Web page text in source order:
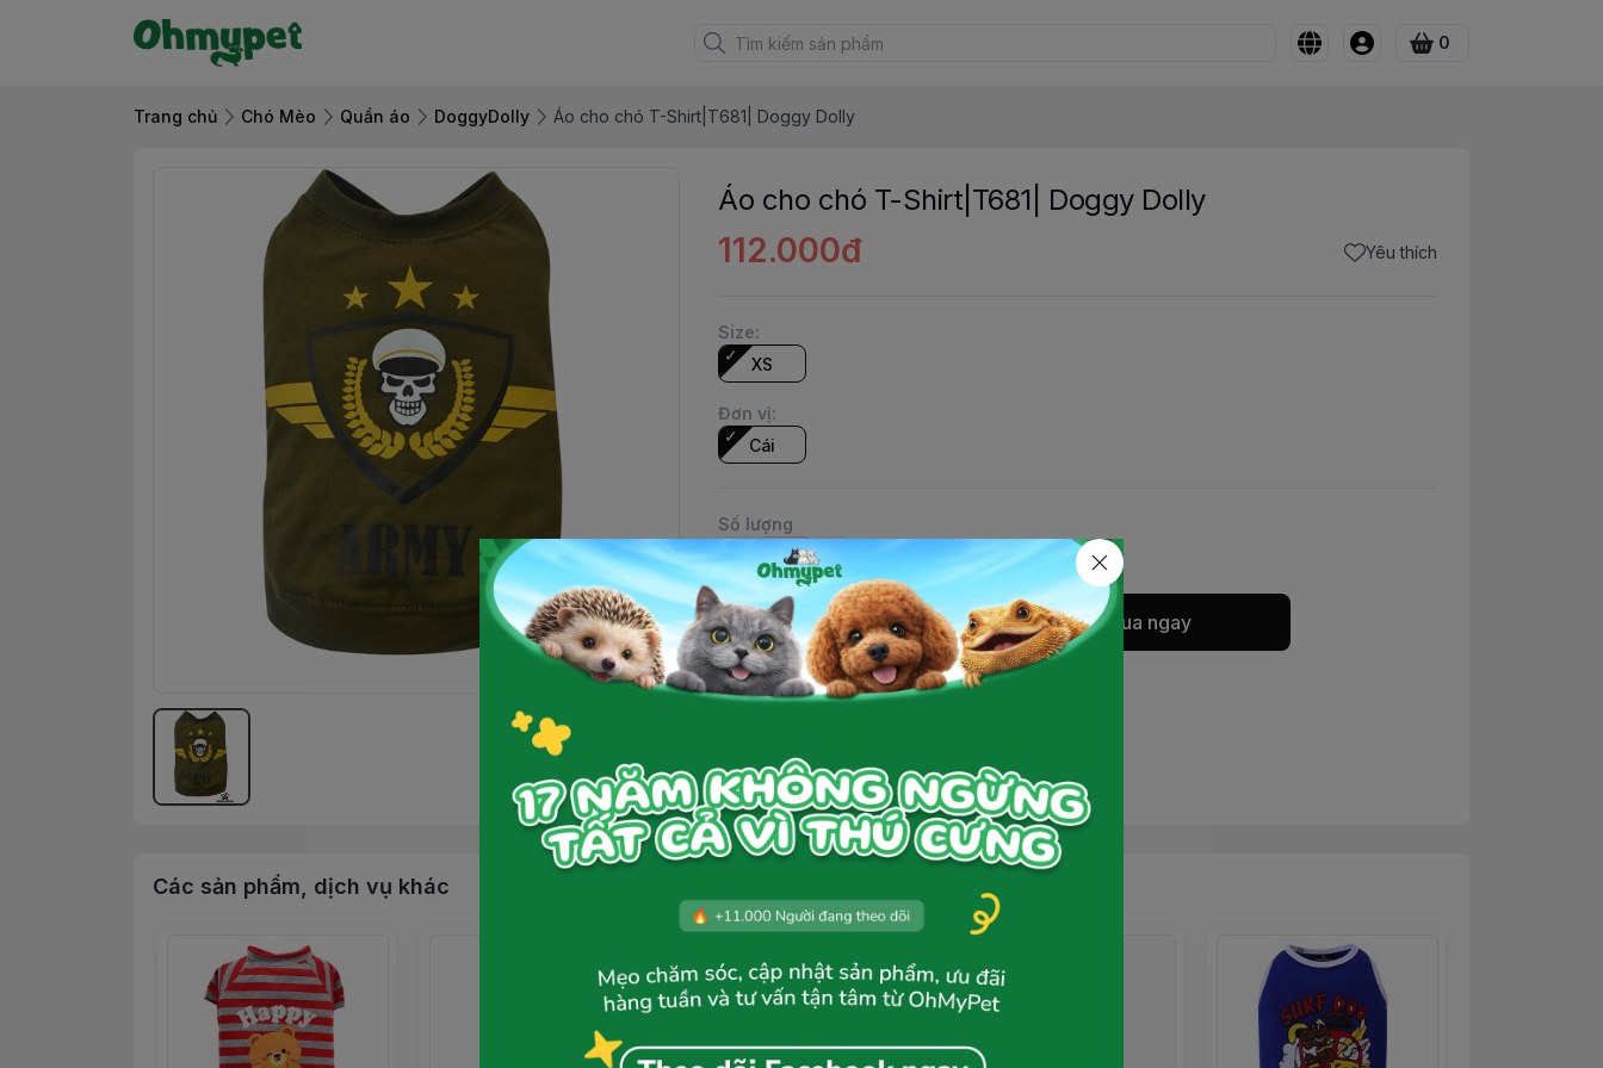
0
Trang chủ Chó Mèo Quần áo DoggyDolly Áo cho chó T-Shirt|T681| Doggy Dolly
Áo cho chó T-Shirt|T681| Doggy Dolly
112.000đ Yêu thích
Size:
XS
Đơn vị:
Cái
Số lượng
Thêm giỏ hàng Mua ngay
Các sản phẩm, dịch vụ khác